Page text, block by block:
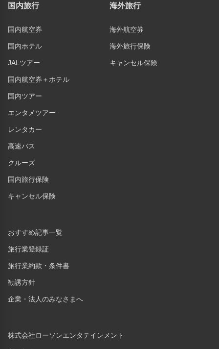
国内旅行
国内航空券
国内ホテル
JALツアー
国内航空券＋ホテル
国内ツアー
エンタメツアー
レンタカー
高速バス
クルーズ
国内旅行保険
キャンセル保険
海外旅行
海外航空券
海外旅行保険
キャンセル保険
おすすめ記事一覧
旅行業登録証
旅行業約款・条件書
勧誘方針
企業・法人のみなさまへ
株式会社ローソンエンタテインメント